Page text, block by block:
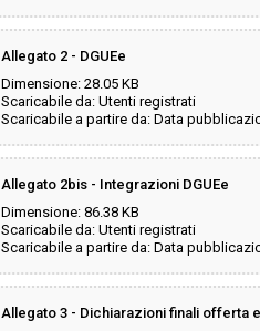
Allegato 2 - DGUEe
Dimensione: 28.05 KB
Scaricabile da: Utenti registrati
Scaricabile a partire da: Data
Allegato 2bis - Integrazioni DGUEe
Dimensione: 86.38 KB
Scaricabile da: Utenti registrati
Scaricabile a partire da: Data
Allegato 3 - Dichiarazioni finali offerta